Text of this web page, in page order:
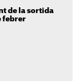
de la sortida
febrer